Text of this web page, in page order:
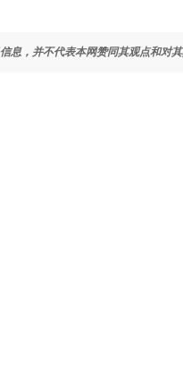
息，并不代表本网赞同其观点和对